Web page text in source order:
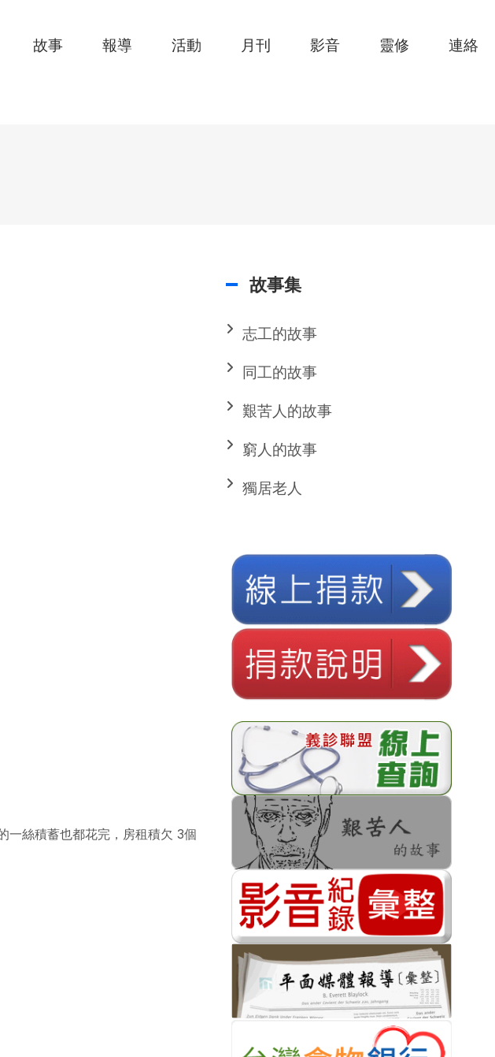
故事 報導 活動 月刊 影音 靈修 連絡
一絲積蓄也都花完，房租積欠 3個
故事集
志工的故事
同工的故事
艱苦人的故事
窮人的故事
獨居老人